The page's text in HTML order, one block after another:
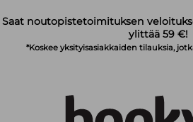
Saat noutopistetoimituksen
ylittää 59 €!
*Koskee yksityisasiakkaiden tilauksia,